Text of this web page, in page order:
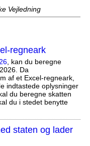
Vejledning
regneark
, kan du beregne
Da
af et Excel-regneark,
indtastede oplysninger
du beregne skatten
du i stedet benytte
staten og lader